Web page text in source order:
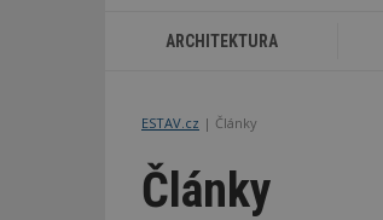
ARCHITEKTURA
ESTAV.cz Články
Články